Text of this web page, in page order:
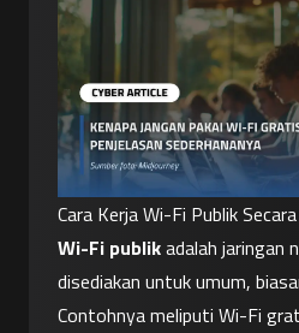
Cara Kerja Wi-Fi Publik
Wi-Fi publik adalah jaringan
disediakan untuk umum,
Contohnya meliputi Wi-Fi